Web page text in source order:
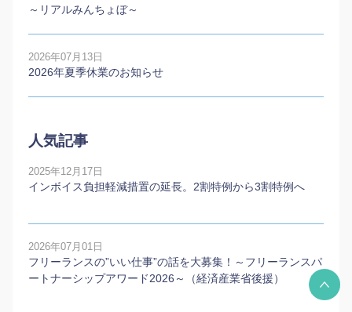
～リアルみんちょぼ～
2026年07月13日
2026年夏季休業のお知らせ
人気記事
2025年12月17日
インボイス負担軽減措置の延長。2割特例から3割特例へ
2026年07月01日
フリーランスの”いい仕事”の話を大募集！～フリーランスパ
ートナーシップアワード2026～（経済産業省後援）